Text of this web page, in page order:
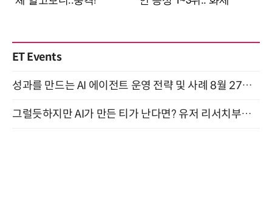
ET Events
성과를 만드는 AI 에이전트 운영 전략 및 사례 8월 27일 개최
그럴듯하지만 AI가 만든 티가 난다면? 유저 리서치부터 배포까지! (9/15)